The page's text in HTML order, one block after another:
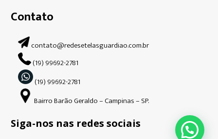
Contato
contato@redesetelasguardiao.com.br
(19) 99692-2781
(19) 99692-2781
Bairro Barão Geraldo – Campinas – SP.
Siga-nos nas redes sociais